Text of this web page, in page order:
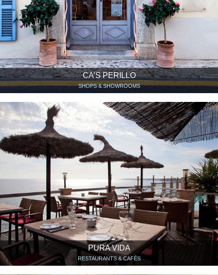
CA’S PERILLO
SHOPS & SHOWROOMS
PURA VIDA
RESTAURANTS & CAFÉS